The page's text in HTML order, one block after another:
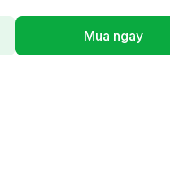
Mua ngay